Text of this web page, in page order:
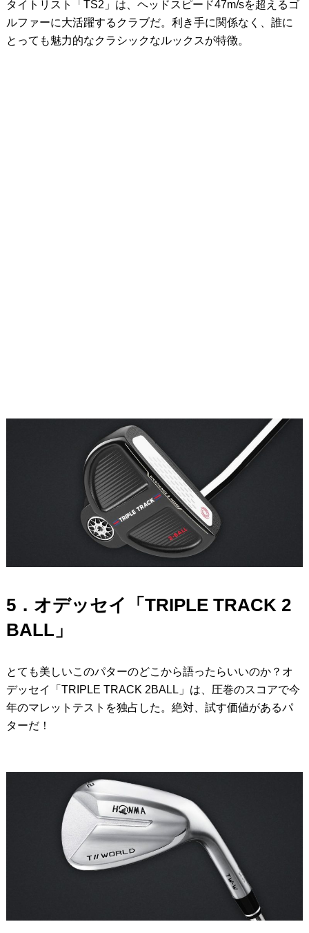
タイトリスト「TS2」は、ヘッドスピード47m/sを超えるゴ
ルファーに大活躍するクラブだ。利き手に関係なく、誰に
とっても魅力的なクラシックなルックスが特徴。
5．オデッセイ「TRIPLE TRACK 2
BALL」
とても美しいこのパターのどこから語ったらいいのか？オ
デッセイ「TRIPLE TRACK 2BALL」は、圧巻のスコアで今
年のマレットテストを独占した。絶対、試す価値があるパ
ターだ！